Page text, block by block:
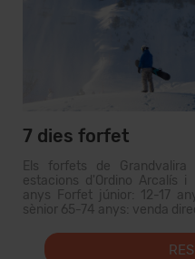
7 dies forfet
Els forfets de
estacions d'Ordino Arcalís
anys Forfet júnior: 12-17
sènior 65-74 anys: venda